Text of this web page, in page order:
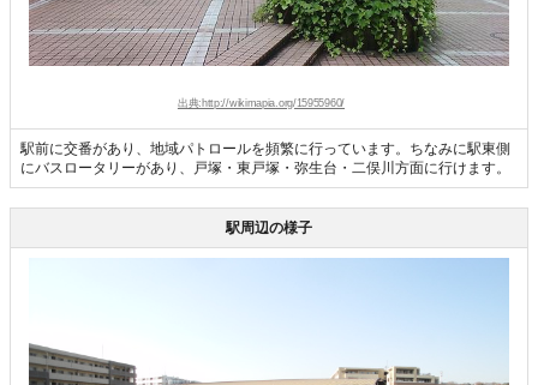
出典:http://wikimapia.org/15955960/
駅前に交番があり、地域パトロールを頻繁に行っています。ちなみに駅東側
にバスロータリーがあり、戸塚・東戸塚・弥生台・二俣川方面に行けます。
駅周辺の様子